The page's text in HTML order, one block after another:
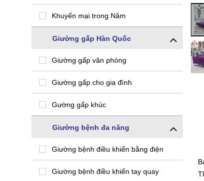
Khuyến mại trong Năm
Giường gấp Hàn Quốc
Giường gấp văn phòng
Giường gấp cho gia đình
Gường gấp khúc
Giường bệnh đa năng
Giường bệnh điều khiển bằng điện
Giường bệnh điều khiển tay quay